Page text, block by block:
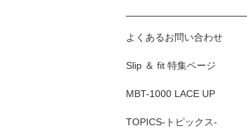
よくあるお問い合わせ
Slip ＆ fit 特集ページ
MBT-1000 LACE UP
TOPICS-トピックス-